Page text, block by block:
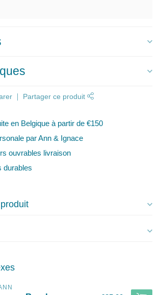
Partager ce produit
en Belgique à partir de €150
par Ann & Ignace
ouvrables livraison
durables